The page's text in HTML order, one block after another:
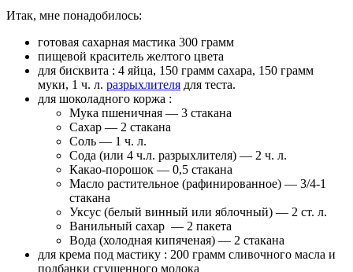
Итак, мне понадобилось:
готовая сахарная мастика 300 грамм
пищевой краситель желтого цвета
для бисквита : 4 яйца, 150 грамм сахара, 150 грамм
муки, 1 ч. л. разрыхлителя для теста.
для шоколадного коржа :
Мука пшеничная — 3 стакана
Сахар — 2 стакана
Соль — 1 ч. л.
Сода (или 4 ч.л. разрыхлителя) — 2 ч. л.
Какао-порошок — 0,5 стакана
Масло растительное (рафинированное) — 3/4-1
стакана
Уксус (белый винный или яблочный) — 2 ст. л.
Ванильный сахар — 2 пакета
Вода (холодная кипяченая) — 2 стакана
для крема под мастику : 200 грамм сливочного масла и
полбанки сгущенного молока